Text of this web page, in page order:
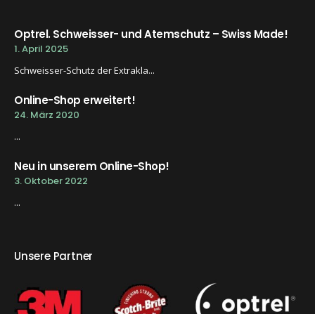
Optrel. Schweisser- und Atemschutz – Swiss Made!
1. April 2025
Schweisser-Schutz der Extrakla...
Online-Shop erweitert!
24. März 2020
...
Neu in unserem Online-Shop!
3. Oktober 2022
...
Unsere Partner